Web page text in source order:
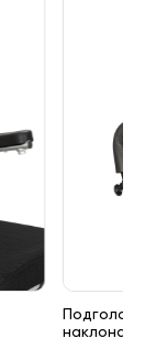
наклона и